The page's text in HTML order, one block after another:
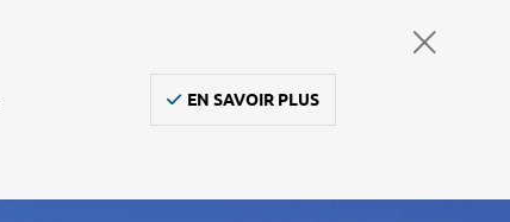
EN SAVOIR PLUS